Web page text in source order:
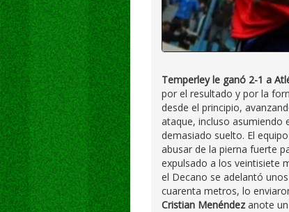
Temperley le ganó 2-1 a
por el resultado y por la
desde el principio,
ataque, incluso asumiendo
demasiado suelto. El
abusar de la pierna fuerte
expulsado a los veintisiete
el Decano se adelantó
cuarenta metros, lo
Cristian Menéndez anote